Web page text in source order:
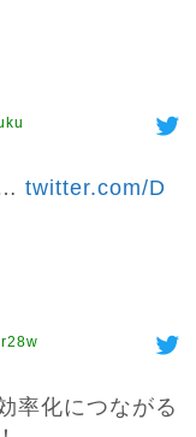
twitter.com/D
率化につながる